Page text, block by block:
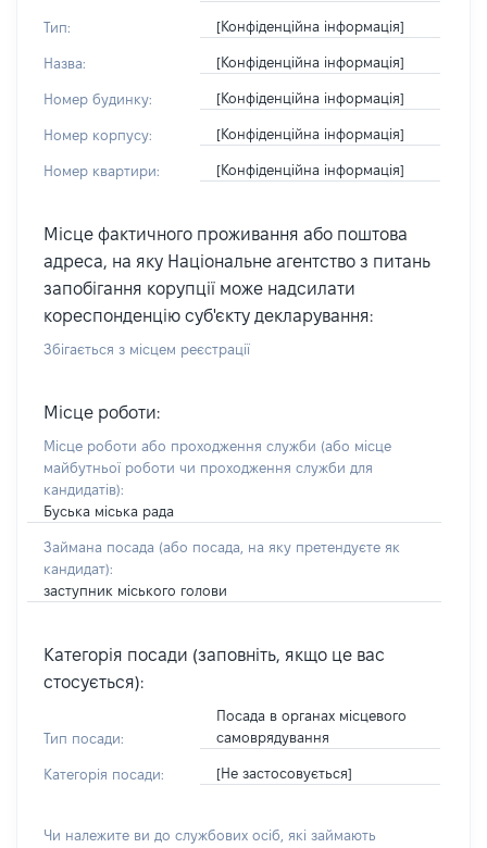
Тип: [Конфіденційна інформація]
Назва: [Конфіденційна інформація]
Номер будинку: [Конфіденційна інформація]
Номер корпусу: [Конфіденційна інформація]
Номер квартири: [Конфіденційна інформація]
Місце фактичного проживання або поштова
адреса, на яку Національне агентство з питань
запобігання корупції може надсилати
кореспонденцію суб'єкту декларування:
Збігається з місцем реєстрації
Місце роботи:
Місце роботи або проходження служби (або місце
майбутньої роботи чи проходження служби для
кандидатів):
Буська міська рада
Займана посада (або посада, на яку претендуєте як
кандидат):
заступник міського голови
Категорія посади (заповніть, якщо це вас
стосується):
Тип посади:
Посада в органах місцевого
самоврядування
Категорія посади: [Не застосовується]
Чи належите ви до службових осіб, які займають